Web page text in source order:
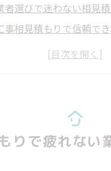
者選びで迷わない相見
事相見積もりで信頼で
口コミ重視の業者選びポイ
ーム業者選定の適切な社
業者選びで適切な社数を見
見積もりの最適な社数と
りで疲れない